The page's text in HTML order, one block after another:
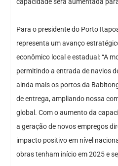
capacidade será aumentada
Para o presidente do Porto
representa um avanço
econômico local e estadual: “A
permitindo a entrada de navios
ainda mais os portos da
de entrega, ampliando nossa
global. Com o aumento da
a geração de novos empregos
impacto positivo em nível
obras tenham início em 2025 e